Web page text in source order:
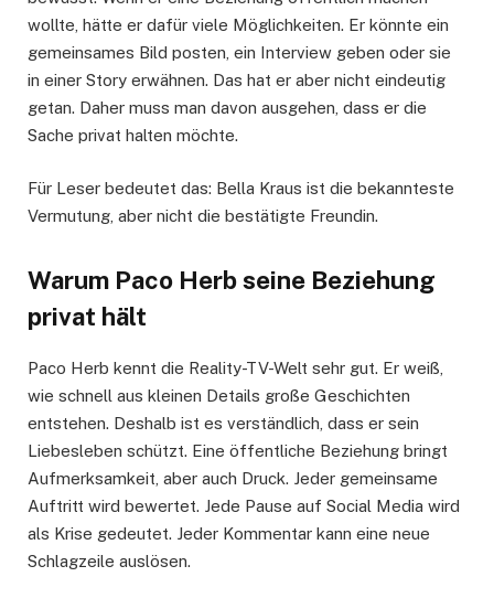
wollte, hätte er dafür viele Möglichkeiten. Er könnte ein
gemeinsames Bild posten, ein Interview geben oder sie
in einer Story erwähnen. Das hat er aber nicht eindeutig
getan. Daher muss man davon ausgehen, dass er die
Sache privat halten möchte.
Für Leser bedeutet das: Bella Kraus ist die bekannteste
Vermutung, aber nicht die bestätigte Freundin.
Warum Paco Herb seine Beziehung
privat hält
Paco Herb kennt die Reality-TV-Welt sehr gut. Er weiß,
wie schnell aus kleinen Details große Geschichten
entstehen. Deshalb ist es verständlich, dass er sein
Liebesleben schützt. Eine öffentliche Beziehung bringt
Aufmerksamkeit, aber auch Druck. Jeder gemeinsame
Auftritt wird bewertet. Jede Pause auf Social Media wird
als Krise gedeutet. Jeder Kommentar kann eine neue
Schlagzeile auslösen.